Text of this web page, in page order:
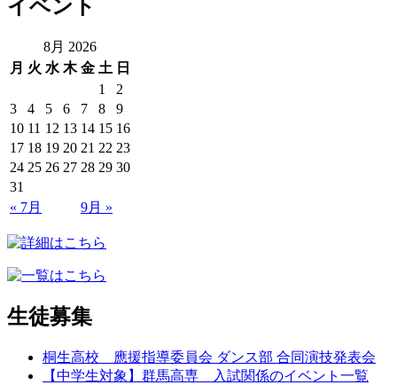
イベント
8月 2026
月 火 水 木 金 土 日
1
2
3
4 5 6 7 8
9
10 11 12 13 14 15 16
17 18 19 20 21 22 23
24 25 26 27 28 29 30
31
« 7月
9月 »
生徒募集
桐生高校 應援指導委員会 ダンス部 合同演技発表会
【中学生対象】群馬高専 入試関係のイベント一覧